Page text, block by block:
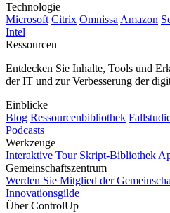
Technologie
Microsoft Citrix Omnissa Amazon
Intel
Ressourcen
Entdecken Sie Inhalte, Tools und
der IT und zur Verbesserung der
Einblicke
Blog Ressourcenbibliothek
Podcasts
Werkzeuge
Interaktive Tour Skript-Bibliothek
Gemeinschaftszentrum
Werden Sie Mitglied der
Innovationsgilde
Über ControlUp